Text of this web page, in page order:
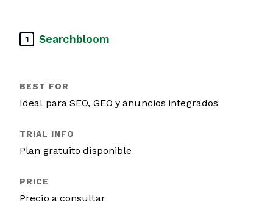
1 Searchbloom
Ideal para SEO, GEO y anuncios integrados
Plan gratuito disponible
Precio a consultar